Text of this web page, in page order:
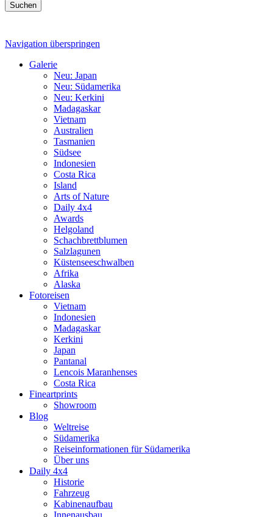
Suchen
Navigation überspringen
Galerie
Neu: Japan
Neu: Südamerika
Neu: Kerkini
Madagaskar
Vietnam
Australien
Tasmanien
Südsee
Indonesien
Costa Rica
Island
Arts of Nature
Daily 4x4
Awards
Helgoland
Schachbrettblumen
Salzlagunen
Küstenseeschwalben
Afrika
Alaska
Fotoreisen
Vietnam
Indonesien
Madagaskar
Kerkini
Japan
Pantanal
Lencois Maranhenses
Costa Rica
Fineartprints
Showroom
Blog
Weltreise
Südamerika
Reiseinformationen für Südamerika
Über uns
Daily 4x4
Historie
Fahrzeug
Kabinenaufbau
Innenausbau